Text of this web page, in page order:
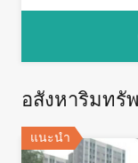
อสังหาริมทรั
แนะนำ